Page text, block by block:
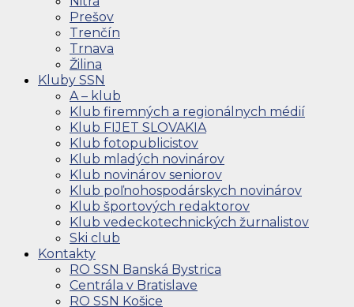
Prešov
Trenčín
Trnava
Žilina
Kluby SSN
A – klub
Klub firemných a regionálnych médií
Klub FIJET SLOVAKIA
Klub fotopublicistov
Klub mladých novinárov
Klub novinárov seniorov
Klub poľnohospodárskych novinárov
Klub športových redaktorov
Klub vedeckotechnických žurnalistov
Ski club
Kontakty
RO SSN Banská Bystrica
Centrála v Bratislave
RO SSN Košice